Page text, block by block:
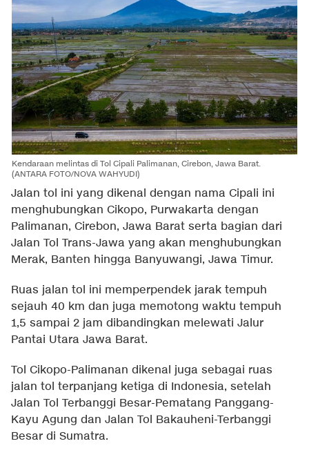
Kendaraan melintas di Tol Cipali Palimanan, Cirebon, Jawa Barat.
(ANTARA FOTO/NOVA WAHYUDI)
Jalan tol ini yang dikenal dengan nama Cipali ini
menghubungkan Cikopo, Purwakarta dengan
Palimanan, Cirebon, Jawa Barat serta bagian dari
Jalan Tol Trans-Jawa yang akan menghubungkan
Merak, Banten hingga Banyuwangi, Jawa Timur.
Ruas jalan tol ini memperpendek jarak tempuh
sejauh 40 km dan juga memotong waktu tempuh
1,5 sampai 2 jam dibandingkan melewati Jalur
Pantai Utara Jawa Barat.
Tol Cikopo-Palimanan dikenal juga sebagai ruas
jalan tol terpanjang ketiga di Indonesia, setelah
Jalan Tol Terbanggi Besar-Pematang Panggang-
Kayu Agung dan Jalan Tol Bakauheni-Terbanggi
Besar di Sumatra.